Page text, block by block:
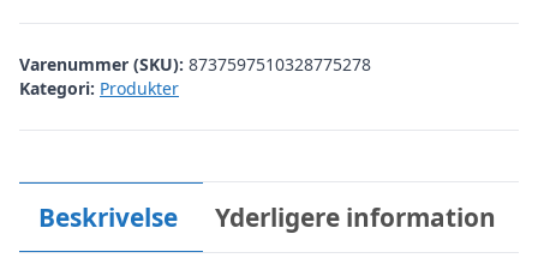
Varenummer (SKU): 8737597510328775278
Kategori: Produkter
Beskrivelse Yderligere information